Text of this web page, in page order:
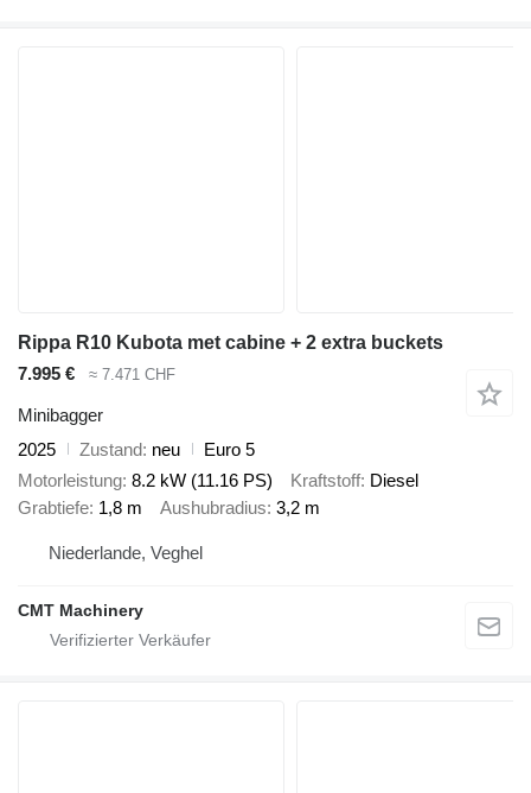
Rippa R10 Kubota met cabine + 2 extra buckets
7.995 €
≈ 7.471 CHF
Minibagger
2025
Zustand neu
Euro 5
Motorleistung 8.2 kW (11.16 PS) Kraftstoff Diesel
Grabtiefe 1,8 m Aushubradius 3,2 m
Niederlande, Veghel
CMT Machinery